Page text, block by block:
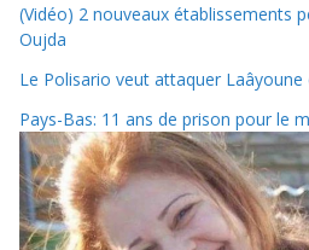
(Vidéo) 2 nouveaux établissements
Oujda
Le Polisario veut attaquer Laâyoune
Pays-Bas: 11 ans de prison pour le